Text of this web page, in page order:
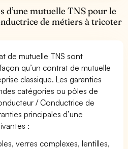
d’une mutuelle TNS pour le
de métiers à tricoter
de mutuelle TNS sont
qu’un contrat de mutuelle
classique. Les garanties
catégories ou pôles de
/ Conductrice de
principales d’une
:
verres complexes, lentilles,